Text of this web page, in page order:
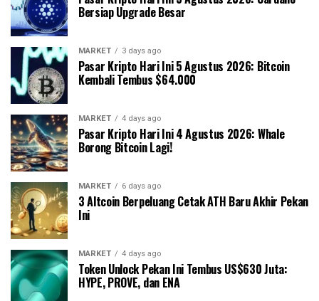
Bersiap Upgrade Besar
MARKET 3 days ago
Pasar Kripto Hari Ini 5 Agustus 2026: Bitcoin
Kembali Tembus $64.000
MARKET 4 days ago
Pasar Kripto Hari Ini 4 Agustus 2026: Whale
Borong Bitcoin Lagi!
MARKET 6 days ago
3 Altcoin Berpeluang Cetak ATH Baru Akhir Pekan
Ini
MARKET 4 days ago
Token Unlock Pekan Ini Tembus US$630 Juta:
HYPE, PROVE, dan ENA